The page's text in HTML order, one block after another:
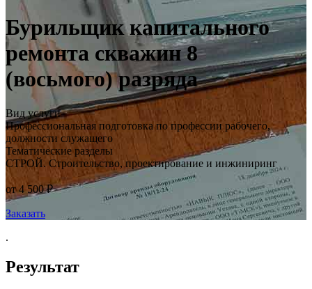
Бурильщик капитального
ремонта скважин 8
(восьмого) разряда
Вид услуги
Профессиональная подготовка по профессии рабочего,
должности служащего
Тематические разделы
СТРОЙ. Строительство, проектирование и инжиниринг
от 4 500 ₽
Заказать
.
Результат